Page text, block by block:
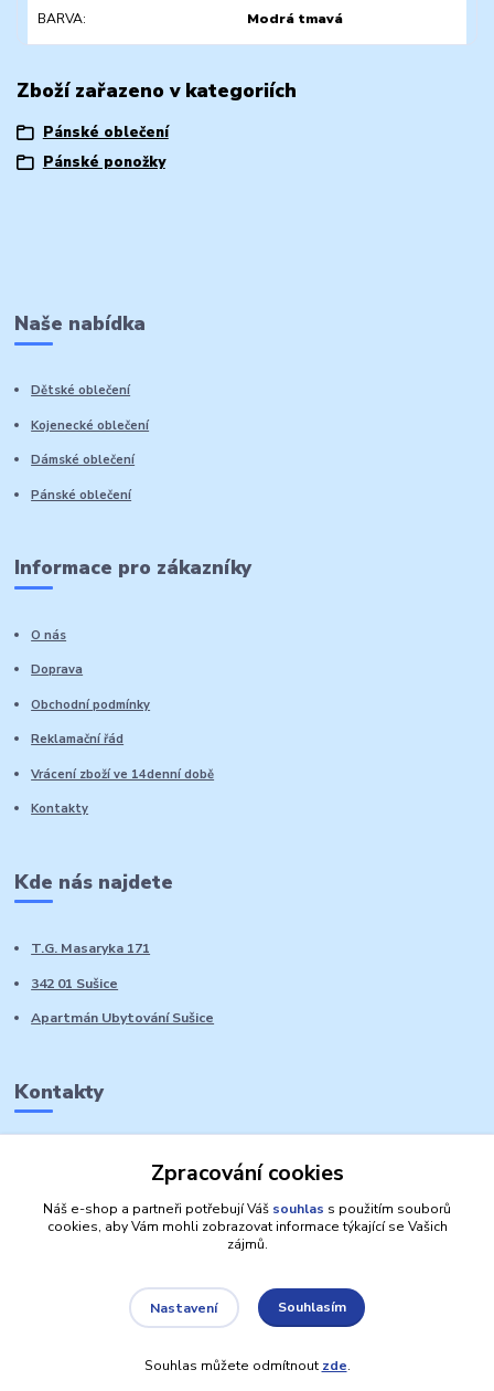
BARVA Modrá tmavá
Zboží zařazeno v kategoriích
Pánské oblečení
Pánské ponožky
Naše nabídka
Dětské oblečení
Kojenecké oblečení
Dámské oblečení
Pánské oblečení
Informace pro zákazníky
O nás
Doprava
Obchodní podmínky
Reklamační řád
Vrácení zboží ve 14denní době
Kontakty
Kde nás najdete
T.G. Masaryka 171
342 01 Sušice
Apartmán Ubytování Sušice
Kontakty
Vytvořeno na
Eshop-rychle.cz
Zpracování cookies
Náš e-shop a partneři potřebují Váš souhlas s použitím souborů
cookies, aby Vám mohli zobrazovat informace týkající se Vašich
zájmů.
Nastavení Souhlasím
Souhlas můžete odmítnout zde.